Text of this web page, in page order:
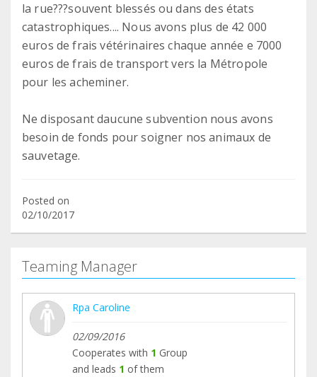
la rue???souvent blessés ou dans des états
catastrophiques.... Nous avons plus de 42 000
euros de frais vétérinaires chaque année e 7000
euros de frais de transport vers la Métropole
pour les acheminer.
Ne disposant daucune subvention nous avons
besoin de fonds pour soigner nos animaux de
sauvetage.
Posted on
02/10/2017
Teaming Manager
Rpa Caroline
02/09/2016
Cooperates with 1 Group
and leads 1 of them